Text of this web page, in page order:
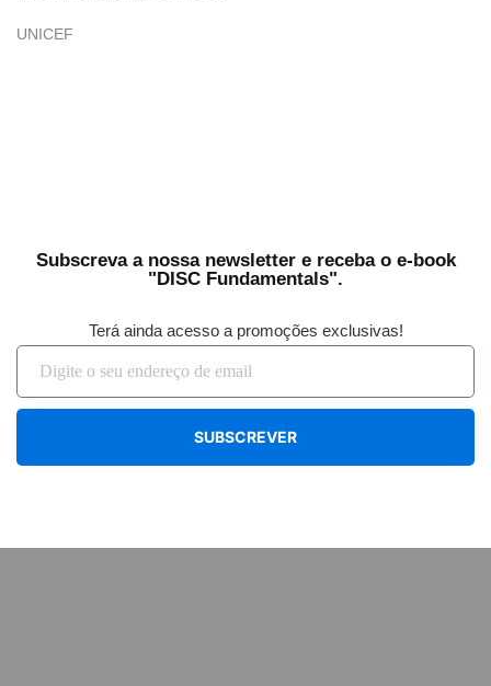
UNICEF
Subscreva a nossa newsletter e receba o e-book
"DISC Fundamentals".
Terá ainda acesso a promoções exclusivas!
SUBSCREVER